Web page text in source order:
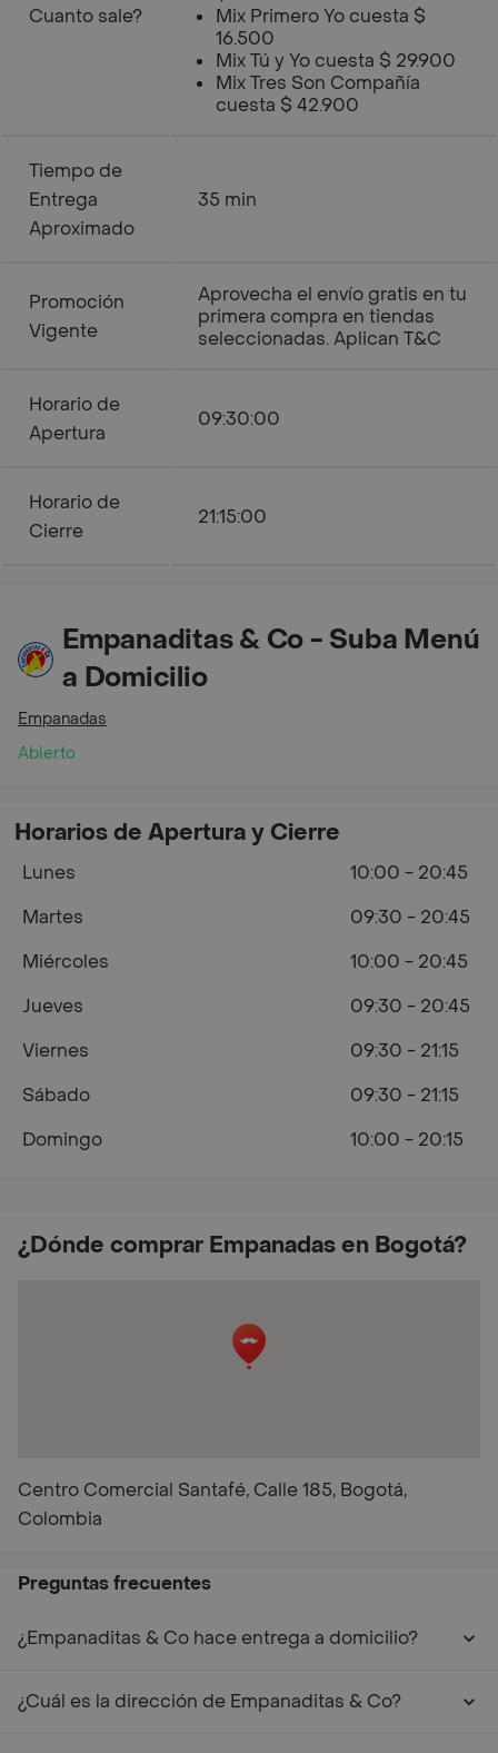
Cuanto sale?
Mix Primero Yo cuesta $
16.500
Mix Tú y Yo cuesta $ 29.900
Mix Tres Son Compañía
cuesta $ 42.900
Tiempo de
Entrega
Aproximado
35 min
Promoción
Vigente
Aprovecha el envío gratis en tu
primera compra en tiendas
seleccionadas. Aplican T&C
Horario de
Apertura
09:30:00
Horario de
Cierre
21:15:00
Empanaditas & Co - Suba Menú
a Domicilio
Empanadas
Abierto
¿Dónde comprar Empanadas en Bogotá?
Centro Comercial Santafé, Calle 185, Bogotá,
Colombia
Horarios de Apertura y Cierre
Lunes
10:00 - 20:45
Martes
09:30 - 20:45
Miércoles
10:00 - 20:45
Jueves
09:30 - 20:45
Viernes
09:30 - 21:15
Sábado
09:30 - 21:15
Domingo
10:00 - 20:15
Preguntas frecuentes
¿Empanaditas & Co hace entrega a domicilio?
¿Cuál es la dirección de Empanaditas & Co?